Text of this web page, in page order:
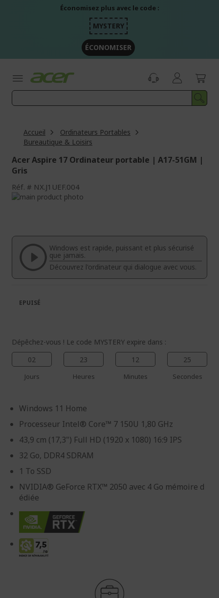
Économisez plus avec le code :
MYSTERY
ÉCONOMISER
Accueil
Ordinateurs Portables
Bureautique & Loisirs
Acer Aspire 17 Ordinateur portable | A17-51GM |
Gris
Réf. NX.J1UEF.004
Passer
de
galerie
d’images
de
Galerie
d’images
Windows est rapide, puissant et plus sécurisé
que jamais.
Découvrez l'ordinateur qui dialogue avec vous.
Dépêchez-vous ! Le code MYSTERY expire dans :
02
Jours
23
Heures
12
Minutes
24
Secondes
Windows 11 Home
Processeur Intel® Core™ 7 150U 1,80 GHz
43,9 cm (17,3") Full HD (1920 x 1080) 16:9 IPS
32 Go, DDR4 SDRAM
1 To SSD
NVIDIA® GeForce RTX™ 2050 avec 4 Go mémoire d
édiée
EPUISÉ